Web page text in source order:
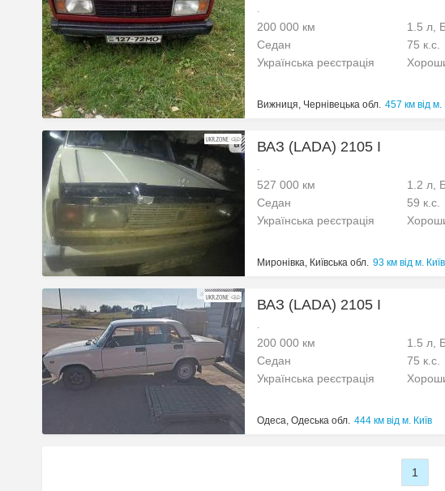
.
200 000 км 1.5 л,
Седан
75 к.с.
Українська реєстрація
Вижниця, Чернівецька обл. 457 км від м.
ВАЗ (LADA) 2105 I
.
527 000 км 1.2 л,
Седан
59 к.с.
Українська реєстрація
Миронівка, Київська обл. 93 км від м. Київ
ВАЗ (LADA) 2105 I
.
200 000 км 1.5 л,
Седан
75 к.с.
Українська реєстрація
Одеса, Одеська обл. 444 км від м. Київ
1